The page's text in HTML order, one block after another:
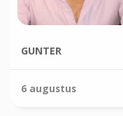
GUNTER
6 augustus